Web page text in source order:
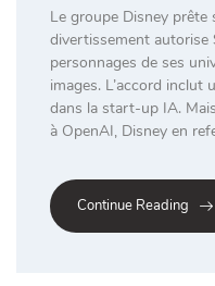
Le groupe Disney prête
divertissement autorise
personnages de ses
images. L’accord inclut
dans la start-up IA.
à OpenAI, Disney en
Continue Reading